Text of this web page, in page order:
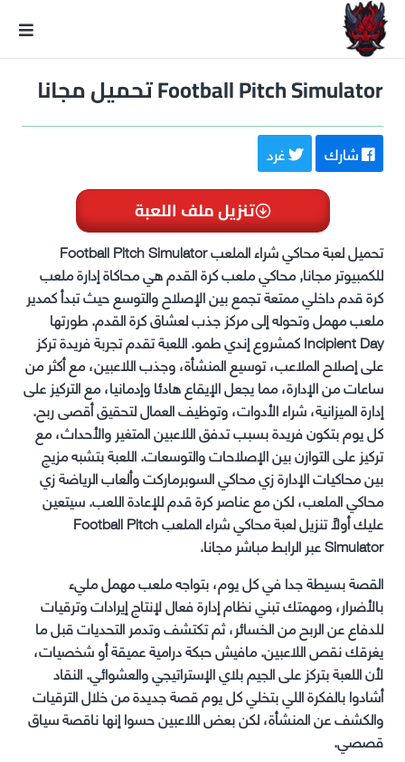
Football Pitch Simulator تحميل مجانا
شارك غرد
تنزيل ملف اللعبة
تحميل لعبة محاكي شراء الملعب Football Pitch Simulator
للكمبيوتر مجانا, محاكي ملعب كرة القدم هي محاكاة إدارة ملعب
كرة قدم داخلي ممتعة تجمع بين الإصلاح والتوسع حيث تبدأ كمدير
ملعب مهمل وتحوله إلى مركز جذب لعشاق كرة القدم. طورتها
Incipient Day كمشروع إندي طمو. اللعبة تقدم تجربة فريدة تركز
على إصلاح الملاعب، توسيع المنشأة، وجذب اللاعبين، مع أكثر من
ساعات من الإدارة، مما يجعل الإيقاع هادئا وإدمانيا، مع التركيز على
إدارة الميزانية، شراء الأدوات، وتوظيف العمال لتحقيق أقصى ربح.
كل يوم بتكون فريدة بسبب تدفق اللاعبين المتغير والأحداث، مع
تركيز على التوازن بين الإصلاحات والتوسعات. اللعبة بتشبه مزيج
بين محاكيات الإدارة زي محاكي السوبرماركت وألعاب الرياضة زي
محاكي الملعب، لكن مع عناصر كرة قدم للإعادة اللعب. سيتعين
عليك أولاً تنزيل لعبة محاكي شراء الملعب Football Pitch
Simulator عبر الرابط مباشر مجانا.
القصة بسيطة جدا في كل يوم، بتواجه ملعب مهمل مليء
بالأضرار، ومهمتك تبني نظام إدارة فعال لإنتاج إيرادات وترقيات
للدفاع عن الربح من الخسائر، ثم تكتشف وتدمر التحديات قبل ما
يغرقك نقص اللاعبين. مافيش حبكة درامية عميقة أو شخصيات،
لأن اللعبة بتركز على الجيم بلاي الإستراتيجي والعشوائي. النقاد
أشادوا بالفكرة اللي بتخلي كل يوم قصة جديدة من خلال الترقيات
والكشف عن المنشأة، لكن بعض اللاعبين حسوا إنها ناقصة سياق
قصصي.